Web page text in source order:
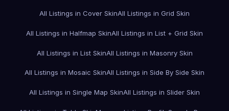
All Listings in Cover SkinAll Listings in Grid Skin
All Listings in Halfmap SkinAll Listings in List + Grid Skin
All Listings in List SkinAll Listings in Masonry Skin
All Listings in Mosaic SkinAll Listings in Side By Side Skin
All Listings in Single Map SkinAll Listings in Slider Skin